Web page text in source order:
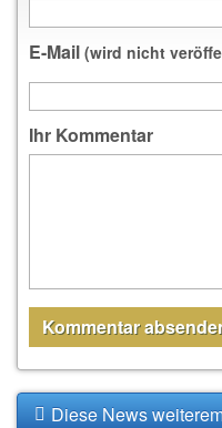
E-Mail (wird nicht
Ihr Kommentar
Diese News